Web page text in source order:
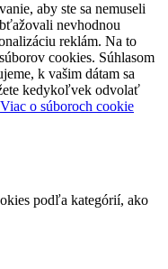
aby ste sa nemuseli
nevhodnou
reklám. Na to
cookies. Súhlasom
k vašim dátam sa
kedykoľvek odvolať
Viac o súboroch cookie
podľa kategórií, ako